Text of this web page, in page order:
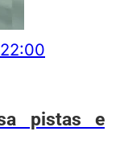
22:00
pistas e